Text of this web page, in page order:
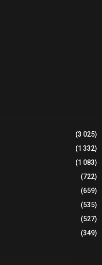
(3 025)
(1 332)
(1 083)
(722)
(659)
(535)
(527)
(349)